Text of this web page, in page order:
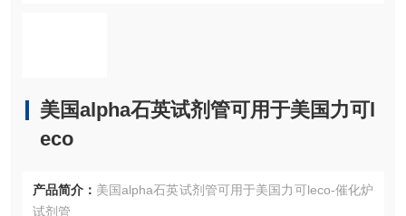
美国alpha石英试剂管可用于美国力可l
eco
产品简介： 美国alpha石英试剂管可用于美国力可leco-催化炉
试剂管